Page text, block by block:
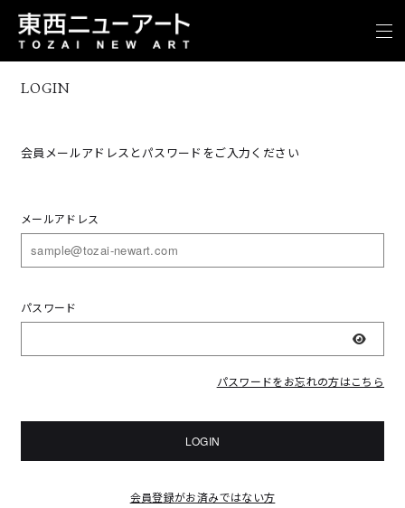
LOGIN
会員メールアドレスとパスワードをご入力ください
メールアドレス
パスワード
表示
パスワードをお忘れの方はこちら
LOGIN
会員登録がお済みではない方